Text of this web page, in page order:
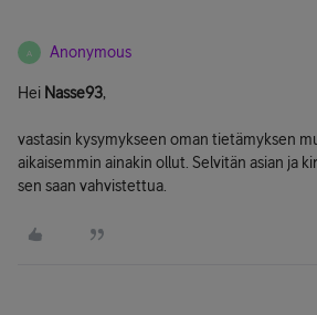
A Anonymous
Hei Nasse93,
vastasin kysymykseen oman tietämyksen
aikaisemmin ainakin ollut. Selvitän asian ja
sen saan vahvistettua.